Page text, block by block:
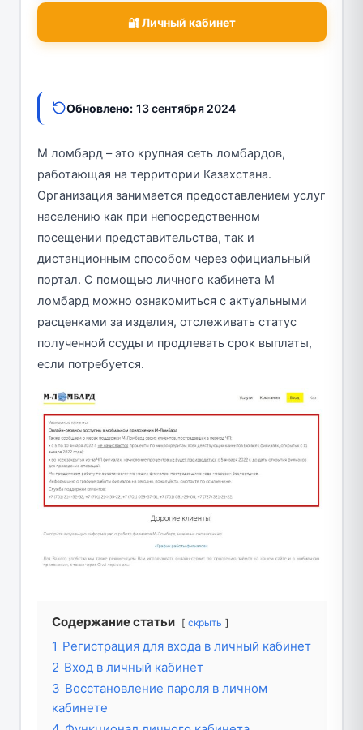
🔐 Личный кабинет
Обновлено: 13 сентября 2024
М ломбард – это крупная сеть ломбардов,
работающая на территории Казахстана.
Организация занимается предоставлением услуг
населению как при непосредственном
посещении представительства, так и
дистанционным способом через официальный
портал. С помощью личного кабинета М
ломбард можно ознакомиться с актуальными
расценками за изделия, отслеживать статус
полученной ссуды и продлевать срок выплаты,
если потребуется.
Содержание статьи скрыть
1 Регистрация для входа в личный кабинет
2 Вход в личный кабинет
3 Восстановление пароля в личном
кабинете